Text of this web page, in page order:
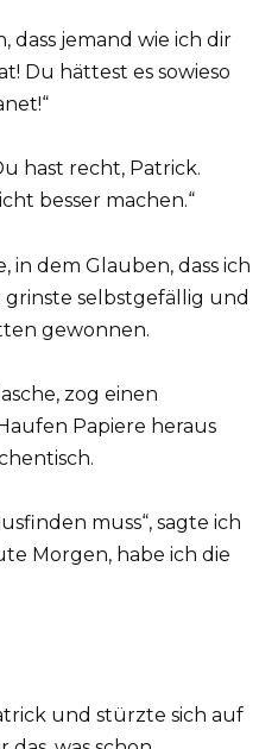
dass jemand wie ich dir
Du hättest es sowieso
hast recht, Patrick.
besser machen.“
in dem Glauben, dass ich
selbstgefällig und
gewonnen.
zog einen
Papiere heraus
muss“, sagte ich
Morgen, habe ich die
und stürzte sich auf